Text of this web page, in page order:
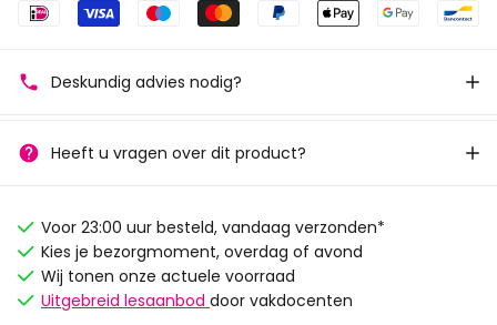
Deskundig advies nodig?
Heeft u vragen over dit product?
Voor 23:00 uur besteld, vandaag verzonden*
Kies je bezorgmoment, overdag of avond
Wij tonen onze actuele voorraad
Uitgebreid lesaanbod door vakdocenten